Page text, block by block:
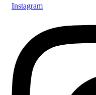
Instagram